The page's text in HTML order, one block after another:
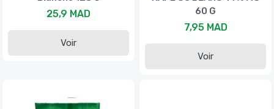
25,9 MAD
Voir
60 G
7,95 MAD
Voir